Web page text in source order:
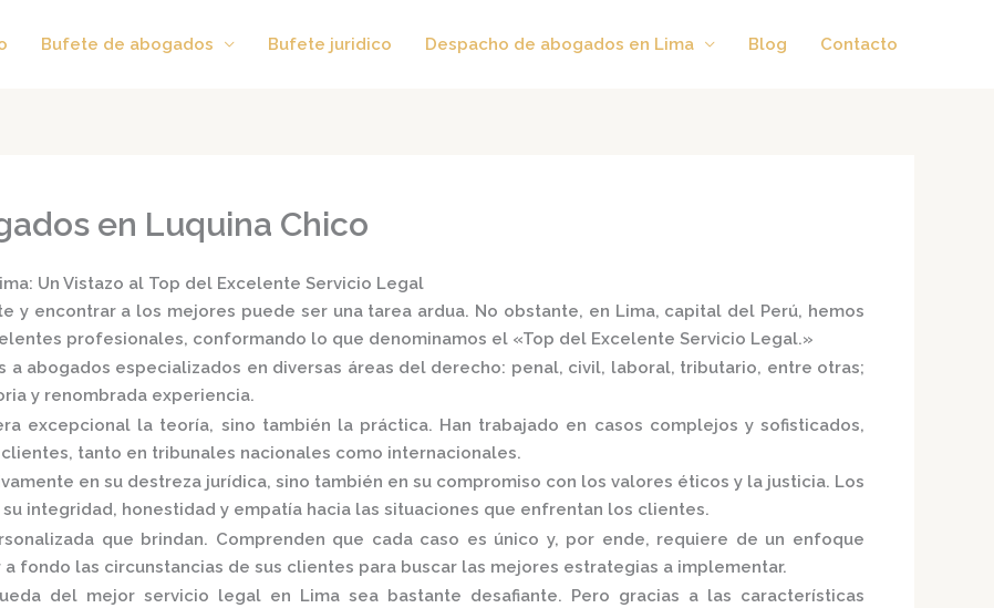
Bufete de abogados Bufete juridico Despacho de abogados en Lima Blog Contacto
en Luquina Chico
Un Vistazo al Top del Excelente Servicio Legal
y encontrar a los mejores puede ser una tarea ardua. No obstante, en Lima, capital del Perú, hemos
profesionales, conformando lo que denominamos el «Top del Excelente Servicio Legal.»
a abogados especializados en diversas áreas del derecho: penal, civil, laboral, tributario, entre otras;
y renombrada experiencia.
excepcional la teoría, sino también la práctica. Han trabajado en casos complejos y sofisticados,
tanto en tribunales nacionales como internacionales.
en su destreza jurídica, sino también en su compromiso con los valores éticos y la justicia. Los
integridad, honestidad y empatía hacia las situaciones que enfrentan los clientes.
que brindan. Comprenden que cada caso es único y, por ende, requiere de un enfoque
fondo las circunstancias de sus clientes para buscar las mejores estrategias a implementar.
del mejor servicio legal en Lima sea bastante desafiante. Pero gracias a las características